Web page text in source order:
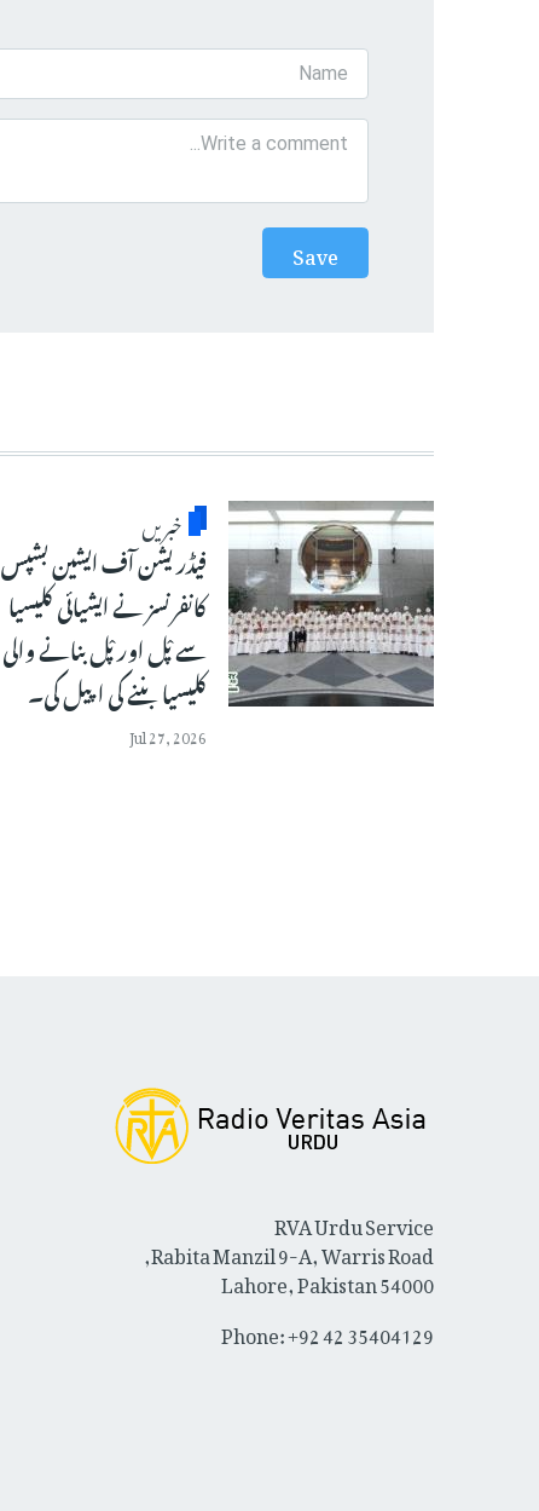
خبریں
فیڈریشن آف ایشین بشپس
کانفرنسز نے ایشیائی کلیسیا
سے پْل اور پْل بنانے والی
کلیسیا بننے کی اپیل کی۔
Jul 27, 2026
RVA Urdu Service
Rabita Manzil 9-A, Warris Road,
Lahore, Pakistan 54000
Phone: +92 42 35404129